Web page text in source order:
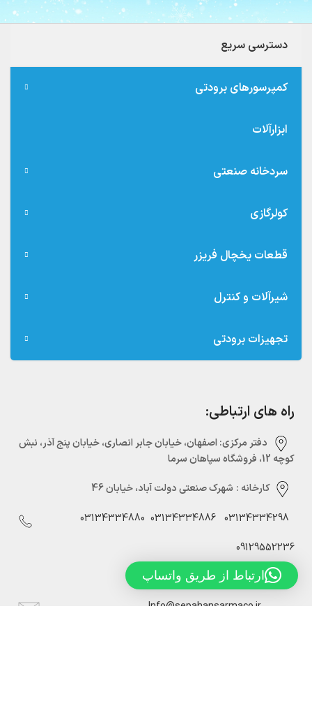
دسترسی سریع
کمپرسورهای برودتی
ابزارآلات
سردخانه صنعتی
کولرگازی
قطعات یخچال فریزر
شیرآلات و کنترل
تجهیزات برودتی
راه های ارتباطی:
دفتر مرکزی:‌ اصفهان، خیابان جابر انصاری، خیابان پنج آذر، نبش
کوچه 12، فروشگاه سپاهان سرما
کارخانه : شهرک صنعتی دولت آباد، خیابان 46
03134334298
03134334886
03134334880
09129552236
Info@sepahansarmaco.ir
ارتباط از طریق واتساپ